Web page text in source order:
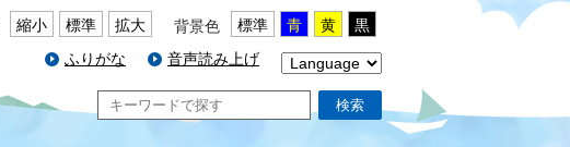
縮小 標準 拡大 背景色 標準 青 黄
黒
ふりがな
音声読み上げ
検索